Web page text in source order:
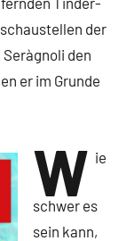
der
den
er im Grunde
W ie
schwer es
sein kann,